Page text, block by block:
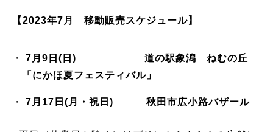
【2023年7月 移動販売スケジュール】
7月9日(日) 道の駅象潟 ねむの丘
「にかほ夏フェスティバル」
7月17日(月 ・祝日) 秋田市広小路バザール